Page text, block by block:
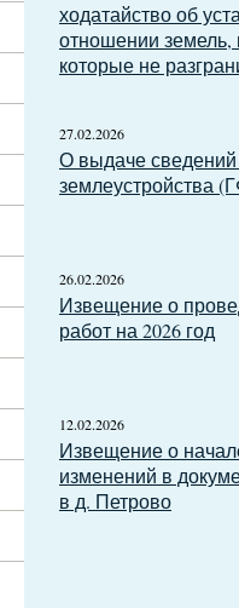
ходатайство об
отношении земель,
которые не
27.02.2026
О выдаче
землеустройства
26.02.2026
Извещение о
работ на 2026 год
12.02.2026
Извещение о
изменений в
в д. Петрово